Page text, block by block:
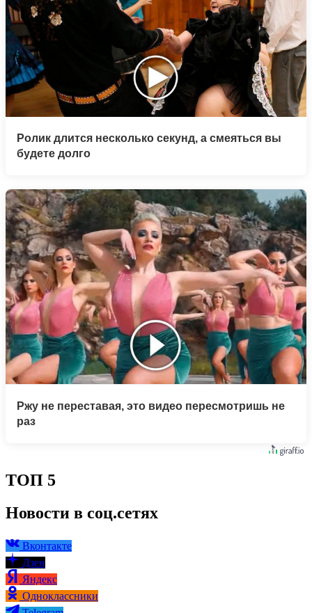
Ролик длится несколько секунд, а смеяться вы
будете долго
Ржу не переставая, это видео пересмотришь не
раз
ТОП 5
Новости в соц.сетях
Вконтакте
Дзен
Яндекс
Одноклассники